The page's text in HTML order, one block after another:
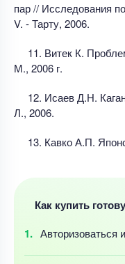
пар // Исследования
V. - Тарту, 2006.
11. Витек К.
М., 2006 г.
12. Исаев Д.Н.
Л., 2006.
13. Кавко А.П.
Как купить
Авторизоваться